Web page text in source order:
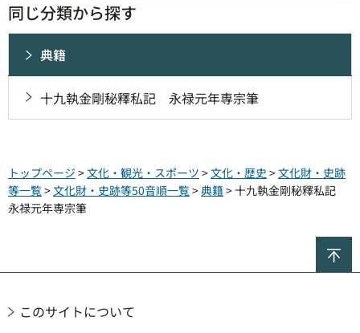
同じ分類から探す
典籍
十九執金剛秘釋私記 永禄元年専宗筆
トップページ >文化・観光・スポーツ >文化・歴史 >文化財・史跡
等一覧>文化財・史跡等50音順一覧>典籍 > 十九執金剛秘釋私記
永禄元年専宗筆
このサイトについて